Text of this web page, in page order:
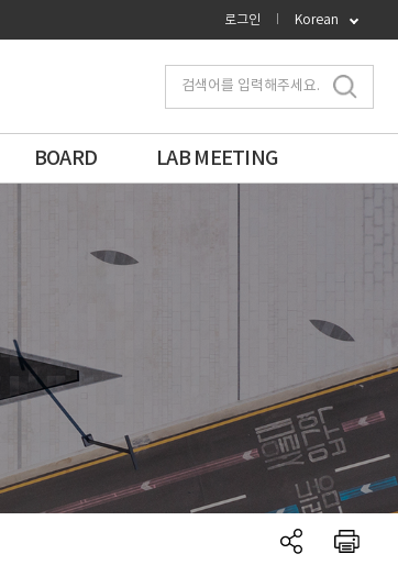
로그인 Korean
BOARD LAB MEETING
검색어를 입력해주세요.